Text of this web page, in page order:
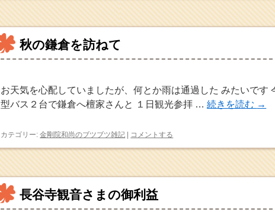
秋の鎌倉を訪ねて
お天気を心配していましたが、何とか雨は通過した みたいです
型バス２台で鎌倉へ檀家さんと １日観光参拝 …続きを読む →
カテゴリー: 金剛院和尚のブツブツ雑記 コメントする
長谷寺観音さまの御利益